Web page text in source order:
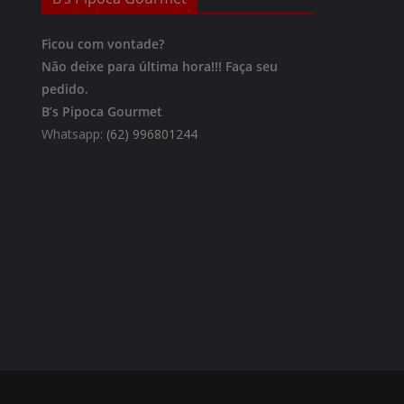
Ficou com vontade?
Não deixe para última hora!!! Faça seu
pedido.
B’s Pipoca Gourmet
Whatsapp: (62) 996801244